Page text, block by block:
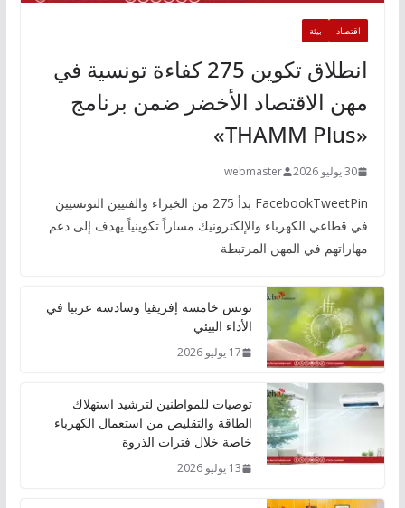
اقتصاد بيئة
انطلاق تكوين 275 كفاءة تونسية في
مهن الاقتصاد الأخضر ضمن برنامج
«THAMM Plus»
30 يوليو 2026 webmaster
FacebookTweetPin بدأ 275 من الخبراء والفنيين التونسيين
في قطاعي الكهرباء والإلكترونيك مساراً تكوينياً يهدف إلى دعم
مهاراتهم في المهن المرتبطة
تونس خامسة إفريقيا وسادسة عربيا في
الأداء البيئي
17 يوليو 2026
توصيات للمواطنين لترشيد استهلاك
الطاقة والتقليص من استعمال الكهرباء
خاصة خلال فترات الذروة
13 يوليو 2026